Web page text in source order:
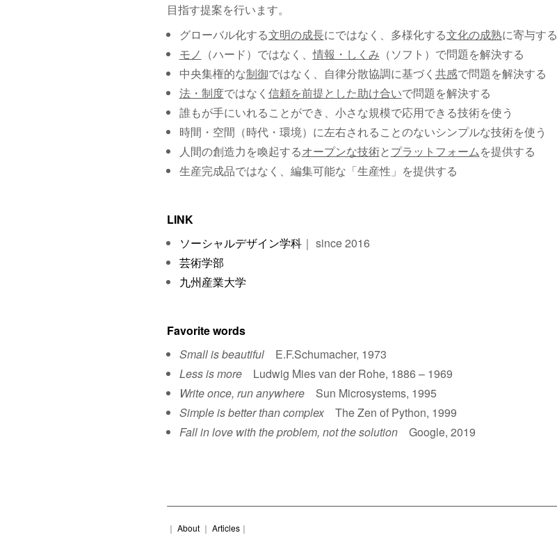
目指す提案を行います。
グローバル化する文明の成長にではなく、多様化する文化の成熟に寄与する
モノ （ハード）ではなく、情報・しくみ （ソフト）で問題を解決する
中央集権的な制御ではなく、自律分散協調に基づく 共感で問題を解決する
法・制度ではなく 信頼を前提とした助け合いで問題を解決する
誰もが手にいれることができ、小さな規模で応用できる技術を使う
時間・空間（時代・環境）に左右されることのないシンプルな技術を使う
人間の創造力を喚起するオープンな技術とプラットフォームを提供する
生産完成品ではなく、編集可能な「生産性」を提供する
LINK
ソーシャルデザイン学科｜ since 2016
芸術学部
九州産業大学
Favorite words
Small is beautifulE.F.Schumacher, 1973
Less is moreLudwig Mies van der Rohe, 1886 – 1969
Write once, run anywhereSun Microsystems, 1995
Simple is better than complexThe Zen of Python, 1999
Fall in love with the problem, not the solutionGoogle, 2019
｜ About ｜ Articles ｜